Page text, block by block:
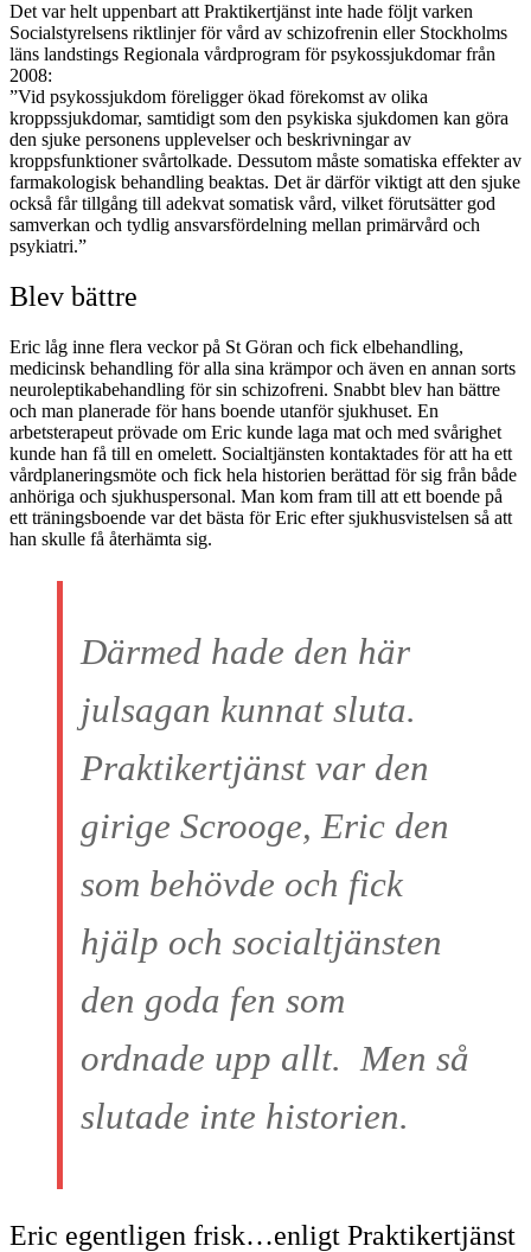
Det var helt uppenbart att Praktikertjänst inte hade följt varken
Socialstyrelsens riktlinjer för vård av schizofrenin eller Stockholms
läns landstings Regionala vårdprogram för psykossjukdomar från
2008:
”Vid psykossjukdom föreligger ökad förekomst av olika
kroppssjukdomar, samtidigt som den psykiska sjukdomen kan göra
den sjuke personens upplevelser och beskrivningar av
kroppsfunktioner svårtolkade. Dessutom måste somatiska effekter av
farmakologisk behandling beaktas. Det är därför viktigt att den sjuke
också får tillgång till adekvat somatisk vård, vilket förutsätter god
samverkan och tydlig ansvarsfördelning mellan primärvård och
psykiatri.”
Blev bättre
Eric låg inne flera veckor på St Göran och fick elbehandling,
medicinsk behandling för alla sina krämpor och även en annan sorts
neuroleptikabehandling för sin schizofreni. Snabbt blev han bättre
och man planerade för hans boende utanför sjukhuset. En
arbetsterapeut prövade om Eric kunde laga mat och med svårighet
kunde han få till en omelett. Socialtjänsten kontaktades för att ha ett
vårdplaneringsmöte och fick hela historien berättad för sig från både
anhöriga och sjukhuspersonal. Man kom fram till att ett boende på
ett träningsboende var det bästa för Eric efter sjukhusvistelsen så att
han skulle få återhämta sig.
Därmed hade den här
julsagan kunnat sluta.
Praktikertjänst var den
girige Scrooge, Eric den
som behövde och fick
hjälp och socialtjänsten
den goda fen som
ordnade upp allt. Men så
slutade inte historien.
Eric egentligen frisk…enligt Praktikertjänst